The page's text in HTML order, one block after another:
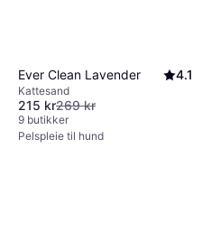
Boehringer Ingelheim
Centaura Insect Spray
Pelspleie til hund
Ever Clean Lavender 4.1
Kattesand
215 kr269 kr
9 butikker